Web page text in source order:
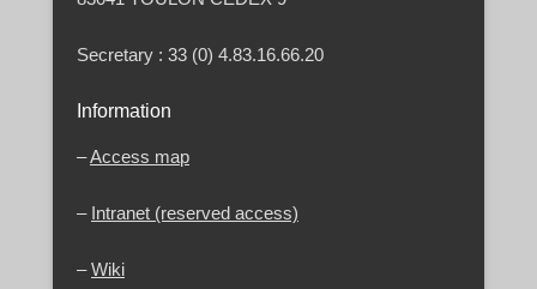
Secretary : 33 (0) 4.83.16.66.20
Information
–Access map
– Intranet (reserved access)
–Wiki